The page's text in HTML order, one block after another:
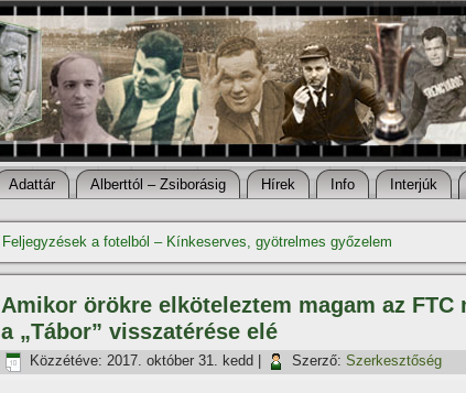
Adattár Alberttól – Zsiborásig Hí­rek Info Interjúk
Feljegyzések a fotelból – Kí­nkeserves, gyötrelmes győzelem
Amikor örökre elköteleztem magam az
a „Tábor” visszatérése elé
Közzétéve: 2017. október 31. kedd Szerző: Szerkesztőség